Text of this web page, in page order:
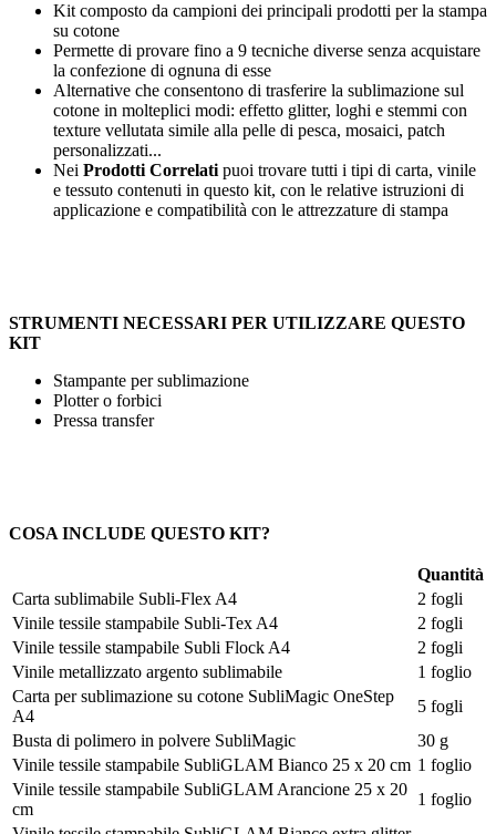
Kit composto da campioni dei principali prodotti per la stampa
su cotone
Permette di provare fino a 9 tecniche diverse senza acquistare
la confezione di ognuna di esse
Alternative che consentono di trasferire la sublimazione sul
cotone in molteplici modi: effetto glitter, loghi e stemmi con
texture vellutata simile alla pelle di pesca, mosaici, patch
personalizzati...
Nei Prodotti Correlatipuoi trovare tutti i tipi di carta, vinile
e tessuto contenuti in questo kit, con le relative istruzioni di
applicazione e compatibilità con le attrezzature di stampa
STRUMENTI NECESSARI PER UTILIZZARE QUESTO
KIT
Stampante per sublimazione
Plotter o forbici
Pressa transfer
COSA INCLUDE QUESTO KIT?
Quantità
Carta sublimabile Subli-Flex A4
2 fogli
Vinile tessile stampabile Subli-Tex A4
2 fogli
Vinile tessile stampabile Subli Flock A4
2 fogli
Vinile metallizzato argento sublimabile
1 foglio
Carta per sublimazione su cotone SubliMagic OneStep
A4
5 fogli
Busta di polimero in polvere SubliMagic
30 g
Vinile tessile stampabile SubliGLAM Bianco 25 x 20 cm 1 foglio
Vinile tessile stampabile SubliGLAM Arancione 25 x 20
cm
1 foglio